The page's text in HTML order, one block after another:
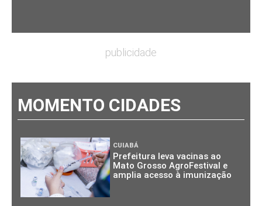
publicidade
MOMENTO CIDADES
CUIABÁ
Prefeitura leva vacinas ao
Mato Grosso AgroFestival e
amplia acesso à imunização